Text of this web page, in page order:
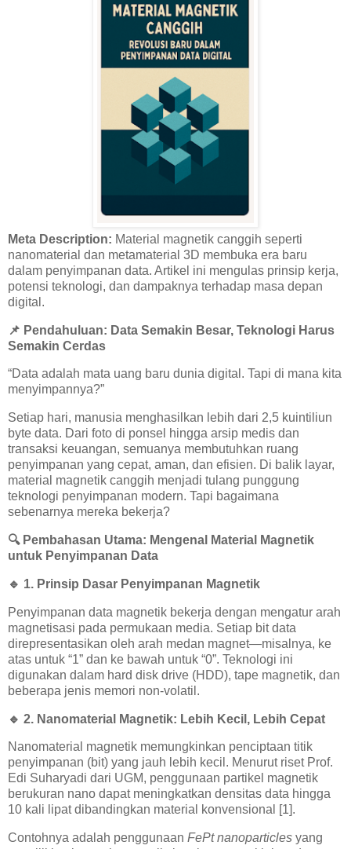
Meta Description: Material magnetik canggih seperti
nanomaterial dan metamaterial 3D membuka era baru
dalam penyimpanan data. Artikel ini mengulas prinsip kerja,
potensi teknologi, dan dampaknya terhadap masa depan
digital.
📌 Pendahuluan: Data Semakin Besar, Teknologi Harus
Semakin Cerdas
“Data adalah mata uang baru dunia digital. Tapi di mana kita
menyimpannya?”
Setiap hari, manusia menghasilkan lebih dari 2,5 kuintiliun
byte data. Dari foto di ponsel hingga arsip medis dan
transaksi keuangan, semuanya membutuhkan ruang
penyimpanan yang cepat, aman, dan efisien. Di balik layar,
material magnetik canggih menjadi tulang punggung
teknologi penyimpanan modern. Tapi bagaimana
sebenarnya mereka bekerja?
🔍Pembahasan Utama: Mengenal Material Magnetik
untuk Penyimpanan Data
🔹 1. Prinsip Dasar Penyimpanan Magnetik
Penyimpanan data magnetik bekerja dengan mengatur arah
magnetisasi pada permukaan media. Setiap bit data
direpresentasikan oleh arah medan magnet—misalnya, ke
atas untuk “1” dan ke bawah untuk “0”. Teknologi ini
digunakan dalam hard disk drive (HDD), tape magnetik, dan
beberapa jenis memori non-volatil.
🔹 2. Nanomaterial Magnetik: Lebih Kecil, Lebih Cepat
Nanomaterial magnetik memungkinkan penciptaan titik
penyimpanan (bit) yang jauh lebih kecil. Menurut riset Prof.
Edi Suharyadi dari UGM, penggunaan partikel magnetik
berukuran nano dapat meningkatkan densitas data hingga
10 kali lipat dibandingkan material konvensional [1].
Contohnya adalah penggunaan FePt nanoparticles yang